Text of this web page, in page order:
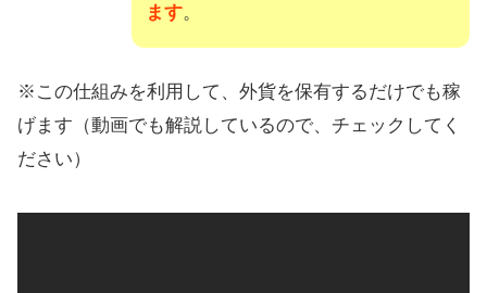
ます。
※この仕組みを利用して、外貨を保有するだけでも稼
げます（動画でも解説しているので、チェックしてく
ださい）